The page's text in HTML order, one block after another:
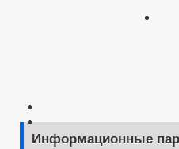
Информационные